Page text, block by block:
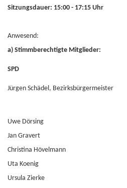
Sitzungsdauer: 15:00 - 17:15 Uhr
Anwesend:
a) Stimmberechtigte Mitglieder:
SPD
Jürgen Schädel, Bezirksbürgermeister
Uwe Dörsing
Jan Gravert
Christina Hövelmann
Uta Koenig
Ursula Zierke